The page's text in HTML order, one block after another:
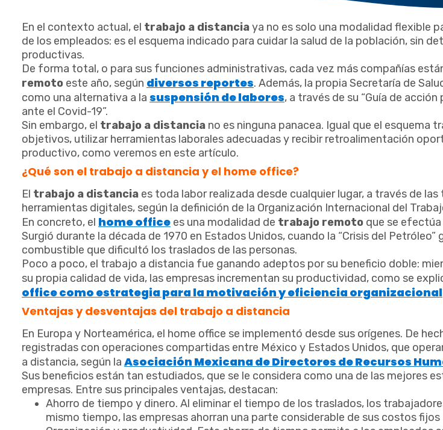
En el contexto actual, el trabajo a distanciaya no es solo una modalidad flexible
de los empleados: es el esquema indicado para cuidar la salud de la población, sin
productivas.
De forma total, o para sus funciones administrativas, cada vez más compañías
remoto este año, según diversos reportes. Además, la propia Secretaría de
como una alternativa a la suspensión de labores, a través de su “Guía de
ante el Covid-19”.
Sin embargo, el trabajo a distancia no es ninguna panacea. Igual que el esquema
objetivos, utilizar herramientas laborales adecuadas y recibir retroalimentación
productivo, como veremos en este artículo.
¿Qué son el trabajo a distancia y el home office?
El trabajo a distancia es toda labor realizada desde cualquier lugar, a través de
herramientas digitales, según la definición de la Organización Internacional del
En concreto, el home office es una modalidad de trabajo remoto que se
Surgió durante la década de 1970 en Estados Unidos, cuando la “Crisis del Petróleo”
combustible que dificultó los traslados de las personas.
Poco a poco, el trabajo a distancia fue ganando adeptos por su beneficio doble:
su propia calidad de vida, las empresas incrementan su productividad, como se
office como estrategia para la motivación y eficiencia organizacional
Ventajas y desventajas del trabajo a distancia
En Europa y Norteamérica, el home office se implementó desde sus orígenes. De
registradas con operaciones compartidas entre México y Estados Unidos, que
a distancia, según la Asociación Mexicana de Directores de Recursos
Sus beneficios están tan estudiados, que se le considera como una de las mejores
empresas. Entre sus principales ventajas, destacan:
Ahorro de tiempo y dinero. Al eliminar el tiempo de los traslados, los
mismo tiempo, las empresas ahorran una parte considerable de sus costos fijos